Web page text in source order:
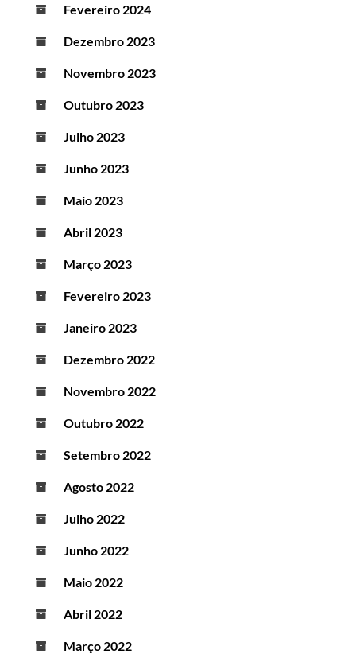
Fevereiro 2024
Dezembro 2023
Novembro 2023
Outubro 2023
Julho 2023
Junho 2023
Maio 2023
Abril 2023
Março 2023
Fevereiro 2023
Janeiro 2023
Dezembro 2022
Novembro 2022
Outubro 2022
Setembro 2022
Agosto 2022
Julho 2022
Junho 2022
Maio 2022
Abril 2022
Março 2022